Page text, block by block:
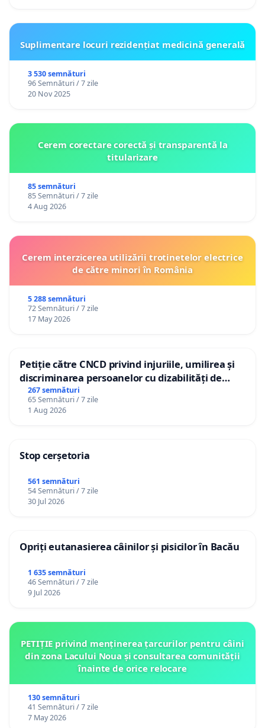
Suplimentare locuri rezidențiat medicină generală
3 530 semnături
96 Semnături / 7 zile
20 Nov 2025
Cerem corectare corectă și transparentă la
titularizare
85 semnături
85 Semnături / 7 zile
4 Aug 2026
Cerem interzicerea utilizării trotinetelor electrice
de către minori în România
5 288 semnături
72 Semnături / 7 zile
17 May 2026
Petiție către CNCD privind injuriile, umilirea și
discriminarea persoanelor cu dizabilități de
către utilizatorul TikTok „Gorici”
267 semnături
65 Semnături / 7 zile
1 Aug 2026
Stop cerșetoria
561 semnături
54 Semnături / 7 zile
30 Jul 2026
Opriți eutanasierea câinilor și pisicilor în Bacău
1 635 semnături
46 Semnături / 7 zile
9 Jul 2026
PETIȚIE privind menținerea țarcurilor pentru câini
din zona Lacului Noua și consultarea comunității
înainte de orice relocare
130 semnături
41 Semnături / 7 zile
7 May 2026